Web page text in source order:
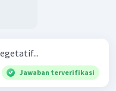
Jawaban terverifikasi